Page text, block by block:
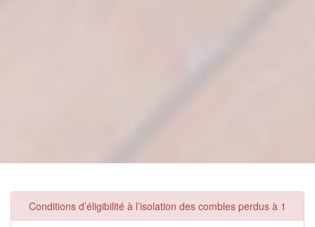
Conditions d’éligibilité à l’isolation des combles perdus à 1